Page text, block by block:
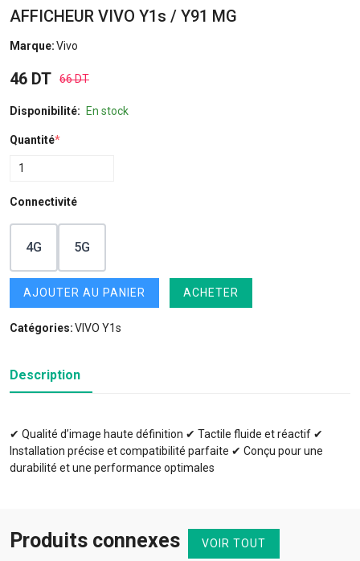
AFFICHEUR VIVO Y1s / Y91 MG
Marque:Vivo
46 DT 66 DT
Disponibilité: En stock
Quantité*
Connectivité
4G 5G
AJOUTER AU PANIER ACHETER
Catégories:VIVO Y1s
Description
✔ Qualité d’image haute définition ✔ Tactile fluide et réactif ✔
Installation précise et compatibilité parfaite ✔ Conçu pour une
durabilité et une performance optimales
Produits connexes VOIR TOUT